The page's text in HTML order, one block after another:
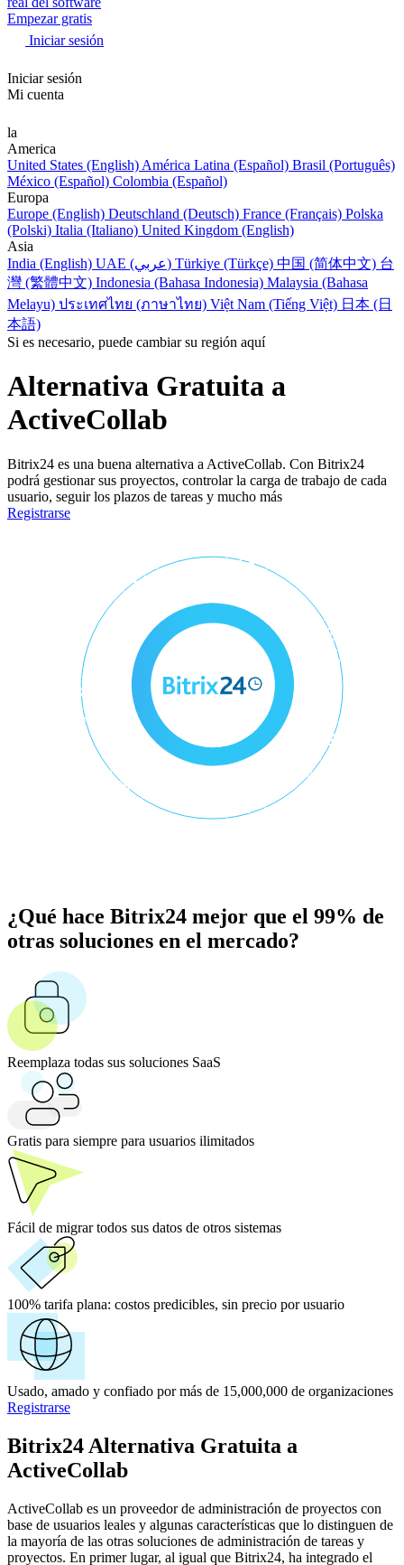
Empezar gratis
Iniciar sesión
Iniciar sesión
Mi cuenta
la
America
United States (English) América Latina (Español) Brasil (Português)
México (Español) Colombia (Español)
Europa
Europe (English) Deutschland (Deutsch) France (Français) Polska
(Polski) Italia (Italiano) United Kingdom (English)
Asia
India (English)
UAE (عربي) Türkiye (Türkçe) 中国 (简体中文) 台
灣 (繁體中文) Indonesia (Bahasa Indonesia) Malaysia (Bahasa
Melayu) ประเทศไทย (ภาษาไทย) Việt Nam (Tiếng Việt) 日本 (日
本語)
Si es necesario, puede cambiar su región aquí
Alternativa Gratuita a
ActiveCollab
Bitrix24 es una buena alternativa a ActiveCollab. Con Bitrix24
podrá gestionar sus proyectos, controlar la carga de trabajo de cada
usuario, seguir los plazos de tareas y mucho más
Registrarse
¿Qué hace Bitrix24 mejor que el 99% de
otras soluciones en el mercado?
Reemplaza todas sus soluciones SaaS
Gratis para siempre para usuarios ilimitados
Fácil de migrar todos sus datos de otros sistemas
100% tarifa plana: costos predicibles, sin precio por usuario
Usado, amado y confiado por más de 15,000,000 de organizaciones
Registrarse
Bitrix24 Alternativa Gratuita a
ActiveCollab
ActiveCollab es un proveedor de administración de proyectos con
base de usuarios leales y algunas características que lo distinguen de
la mayoría de las otras soluciones de administración de tareas y
proyectos. En primer lugar, al igual que Bitrix24, ha integrado el